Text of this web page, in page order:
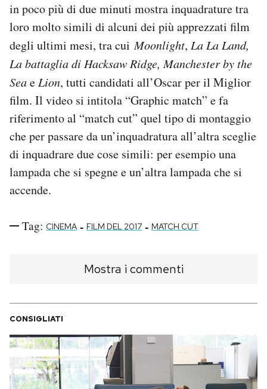
PODCAST
NEWSLETTER
I MIEI PREFERITI
SHOP
CALENDARIO
AREA PERSONALE
Regala il Post
Hai bisogno di aiuto?
Esci
in poco più di due minuti mostra inquadrature tra
loro molto simili di alcuni dei più apprezzati film
degli ultimi mesi, tra cuiMoonlight, La La Land,
La battaglia di Hacksaw Ridge, Manchester by the
SeaeLion, tutti candidati all’Oscar per il Miglior
film. Il video si intitola “Graphic match” e fa
riferimento al “match cut” quel tipo di montaggio
che per passare da un’inquadratura all’altra sceglie
di inquadrare due cose simili: per esempio una
lampada che si spegne e un’altra lampada che si
accende.
Tag: CINEMA - FILM DEL 2017 - MATCH CUT
Mostra i commenti
CONSIGLIATI